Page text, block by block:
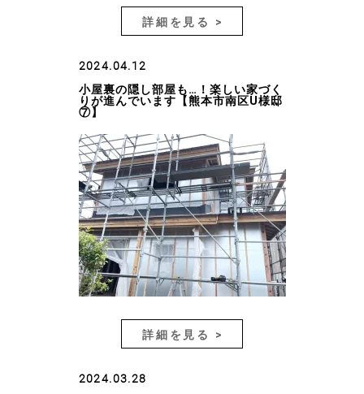
詳細を見る >
2024.04.12
小屋裏の隠し部屋も…！楽しい家づく
りが進んでいます【熊本市南区U様邸
⑦】
詳細を見る >
2024.03.28